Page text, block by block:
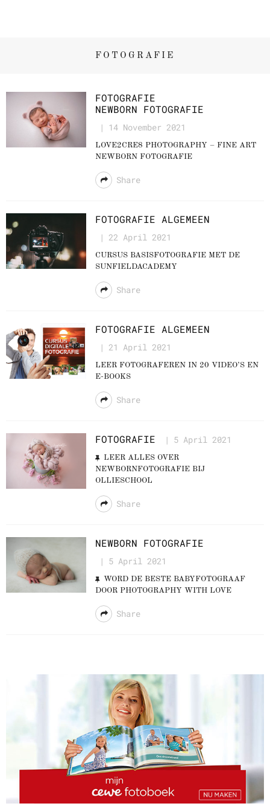
FOTOGRAFIE
FOTOGRAFIE
NEWBORN FOTOGRAFIE
14 November 2021
LOVE2CRE8 PHOTOGRAPHY – FINE ART
NEWBORN FOTOGRAFIE
Share
FOTOGRAFIE ALGEMEEN
22 April 2021
CURSUS BASISFOTOGRAFIE MET DE
SUNFIELDACADEMY
Share
FOTOGRAFIE ALGEMEEN
21 April 2021
LEER FOTOGRAFEREN IN 20 VIDEO’S EN
E-BOOKS
Share
FOTOGRAFIE 5 April 2021
LEER ALLES OVER
NEWBORNFOTOGRAFIE BIJ
OLLIESCHOOL
Share
NEWBORN FOTOGRAFIE
5 April 2021
WORD DE BESTE BABYFOTOGRAAF
DOOR PHOTOGRAPHY WITH LOVE
Share